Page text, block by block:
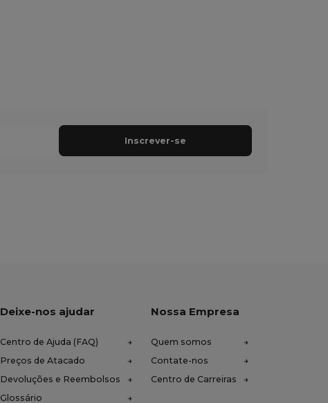
Inscrever-se
Deixe-nos ajudar
Centro de Ajuda (FAQ)
Preços de Atacado
Devoluções e Reembolsos
Glossário
Nossa Empresa
Quem somos
Contate-nos
Centro de Carreiras